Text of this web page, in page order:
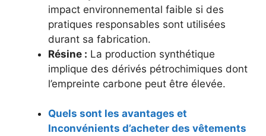
impact environnemental faible si des
pratiques responsables sont utilisées
durant sa fabrication.
Résine : La production synthétique
implique des dérivés pétrochimiques dont
l’empreinte carbone peut être élevée.
Quels sont les avantages et
Inconvénients d’acheter des vêtements